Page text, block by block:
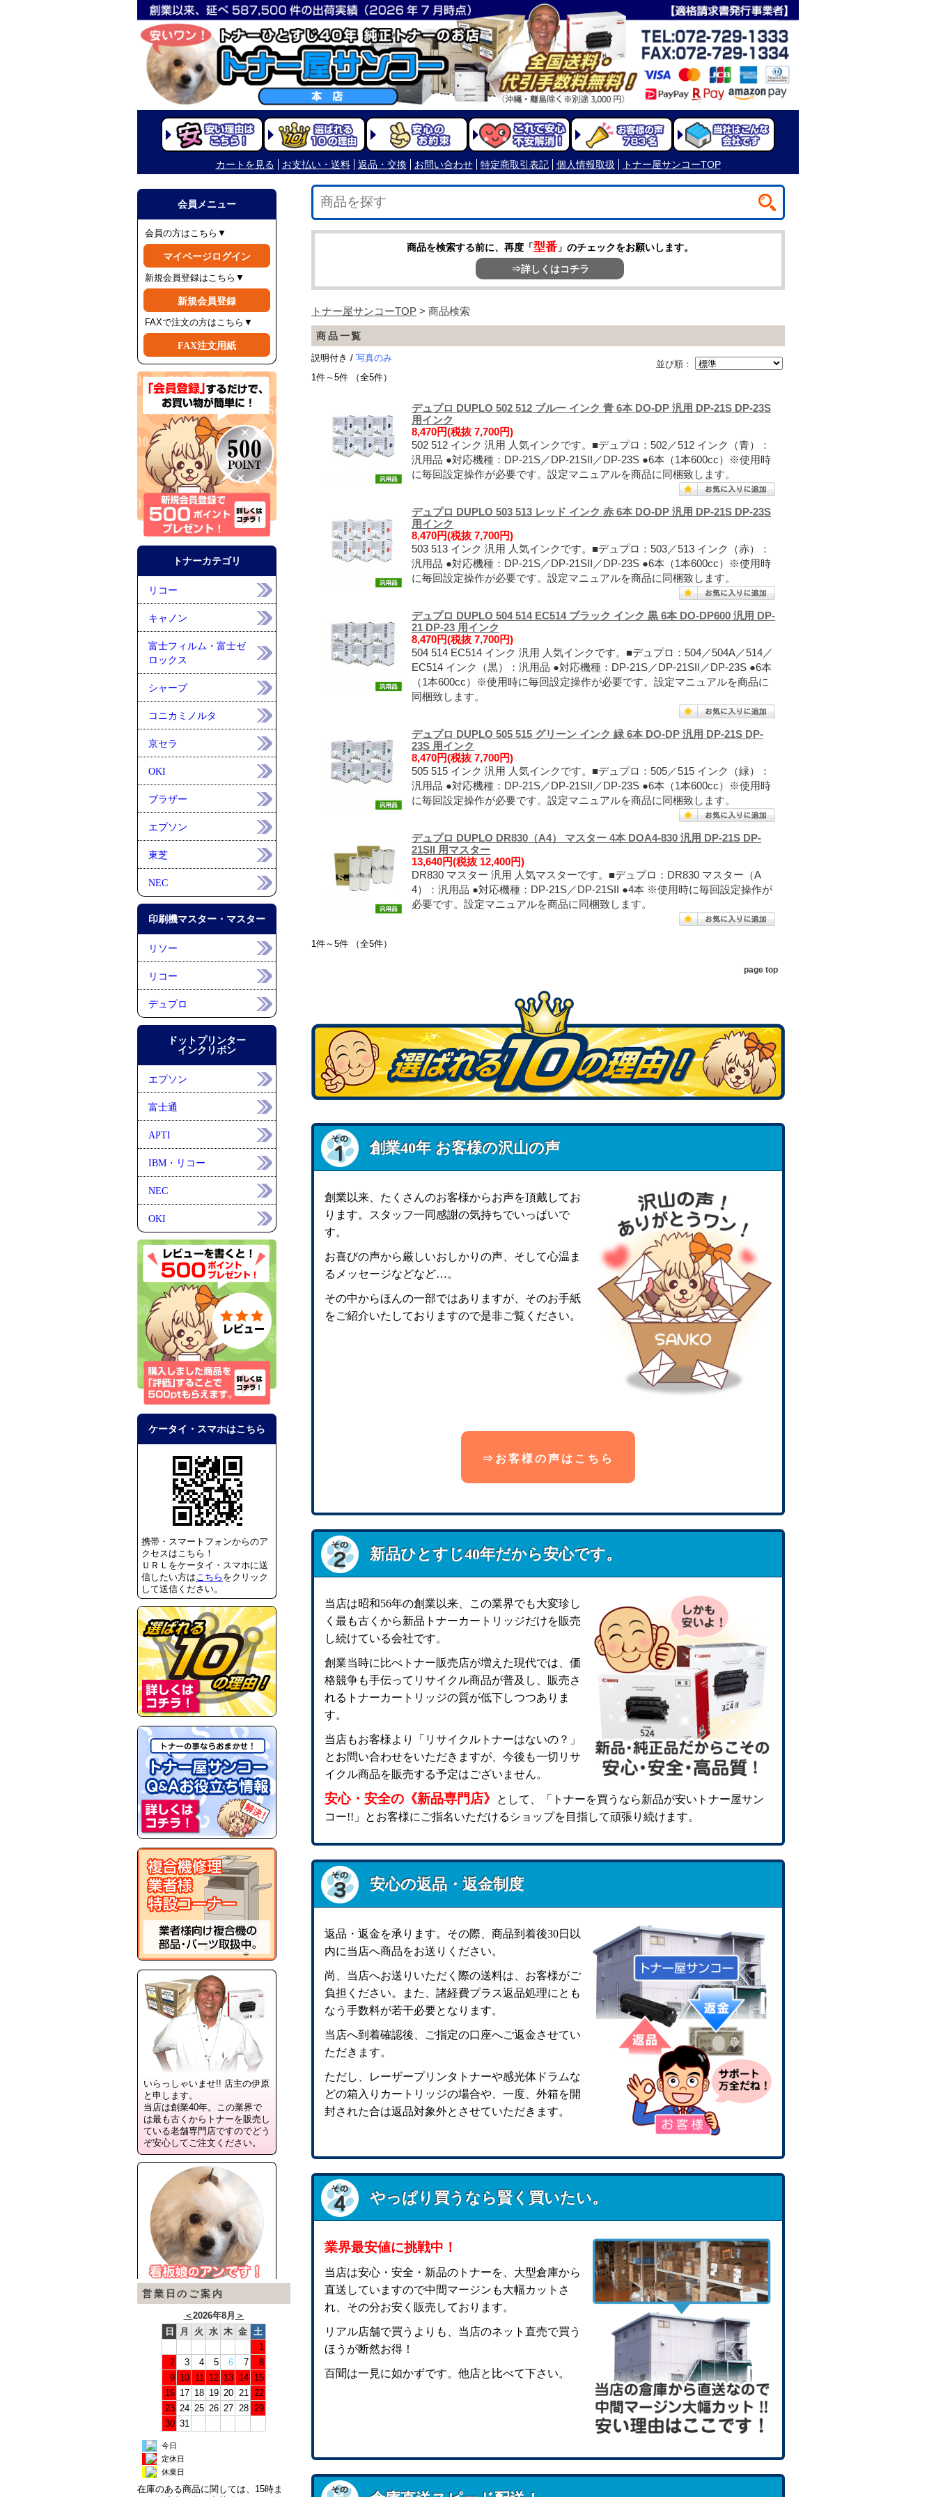
営業日のご案内
＜2026年8月 ＞
日
月 火 水 木 金 土
1
2
3 4 5 6 7
8
9 10 11 12 13 14 15
16 17 18 19 20 21 22
23 24 25 26 27 28 29
30 31
今日
定休日
休業日
在庫のある商品に関しては、15時ま
商品を検索する前に、再度「型番」のチェックをお願いします。
⇒詳しくはコチラ
トナー屋サンコーTOP > 商品検索
商品一覧
並び順：
説明付き / 写真のみ
1件～5件 （全5件）
デュプロ DUPLO 502 512 ブルー インク 青 6本 DO-DP 汎用 DP-21S DP-23S
用インク
8,470円(税抜 7,700円)
502 512 インク 汎用 人気インクです。■デュプロ：502／512 インク（青）：
汎用品 ●対応機種：DP-21S／DP-21SII／DP-23S ●6本（1本600cc）※使用時
に毎回設定操作が必要です。設定マニュアルを商品に同梱致します。
デュプロ DUPLO 503 513 レッド インク 赤 6本 DO-DP 汎用 DP-21S DP-23S
用インク
8,470円(税抜 7,700円)
503 513 インク 汎用 人気インクです。■デュプロ：503／513 インク（赤）：
汎用品 ●対応機種：DP-21S／DP-21SII／DP-23S ●6本（1本600cc）※使用時
に毎回設定操作が必要です。設定マニュアルを商品に同梱致します。
デュプロ DUPLO 504 514 EC514 ブラック インク 黒 6本 DO-DP600 汎用 DP-
21 DP-23 用インク
8,470円(税抜 7,700円)
504 514 EC514 インク 汎用 人気インクです。■デュプロ：504／504A／514／
EC514 インク（黒）：汎用品 ●対応機種：DP-21S／DP-21SII／DP-23S ●6本
（1本600cc）※使用時に毎回設定操作が必要です。設定マニュアルを商品に
同梱致します。
デュプロ DUPLO 505 515 グリーン インク 緑 6本 DO-DP 汎用 DP-21S DP-
23S 用インク
8,470円(税抜 7,700円)
505 515 インク 汎用 人気インクです。■デュプロ：505／515 インク（緑）：
汎用品 ●対応機種：DP-21S／DP-21SII／DP-23S ●6本（1本600cc）※使用時
に毎回設定操作が必要です。設定マニュアルを商品に同梱致します。
デュプロ DUPLO DR830（A4） マスター 4本 DOA4-830 汎用 DP-21S DP-
21SII 用マスター
13,640円(税抜 12,400円)
DR830 マスター 汎用 人気マスターです。■デュプロ：DR830 マスター（A
4）：汎用品 ●対応機種：DP-21S／DP-21SII ●4本 ※使用時に毎回設定操作が
必要です。設定マニュアルを商品に同梱致します。
1件～5件 （全5件）
page top